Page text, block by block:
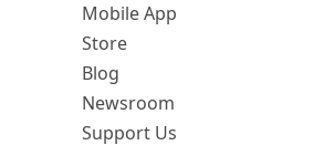
Mobile App
Store
Blog
Newsroom
Support Us